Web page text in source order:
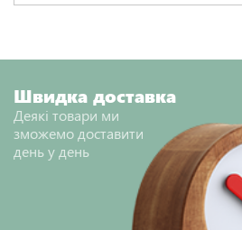
Швидка доставка
Деякі товари ми
зможемо доставити
день у день